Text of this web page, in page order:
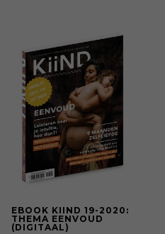
EBOOK KIIND 19-2020:
THEMA EENVOUD
(DIGITAAL)